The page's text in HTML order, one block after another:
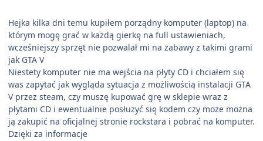
Hejka kilka dni temu kupiłem porządny komputer (laptop) na
którym mogę grać w każdą gierkę na full ustawieniach,
wcześniejszy sprzęt nie pozwalał mi na zabawy z takimi grami
jak GTA V
Niestety komputer nie ma wejścia na płyty CD i chciałem się
was zapytać jak wygląda sytuacja z możliwością instalacji GTA
V przez steam, czy muszę kupować grę w sklepie wraz z
płytami CD i ewentualnie posłużyć się kodem czy może można
ją zakupić na oficjalnej stronie rockstara i pobrać na komputer.
Dzięki za informacje